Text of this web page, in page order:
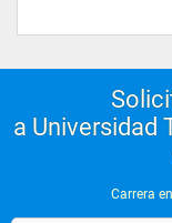
servicios
a Universidad
Carrera